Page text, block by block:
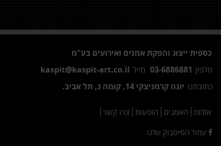
כספית ייצוג והפקת אמנים ואירועים בע"מ
טלפון 03-6886881 מייל kaspit@kaspit-art.co.il
כתובתנו יונה קרמניצקי 14, קומה ג, תל אביב.
אודות האמנים הופעות צרו קשר
עמוד הפייסבוק שלנו